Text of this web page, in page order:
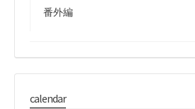
番外編
calendar